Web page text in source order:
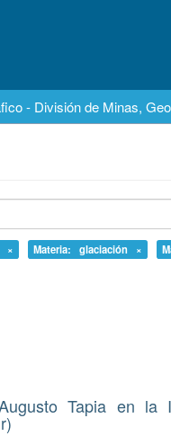
- División de Minas,
× Materia: glaciación ×
Tapia en la